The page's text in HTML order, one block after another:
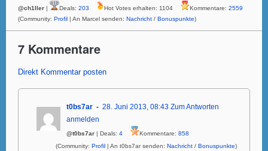
@ch1ller | Deals: 203 Hot Votes erhalten: 1104 Kommentare: 2559
(Community: Profil | An Marcel senden: Nachricht / Bonuspunkte)
7 Kommentare
Direkt Kommentar posten
t0bs7ar 28. Juni 2013, 08:43 Zum Antworten
anmelden
@t0bs7ar | Deals: 4 Kommentare: 858
(Community: Profil | An t0bs7ar senden: Nachricht / Bonuspunkte)